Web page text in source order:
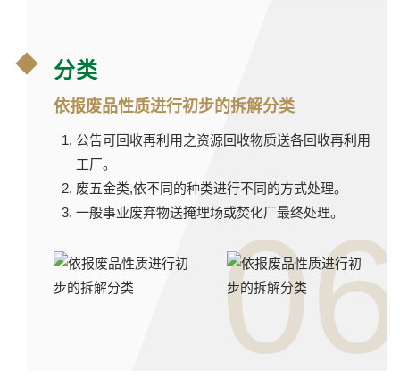
分类
依报废品性质进行初步的拆解分类
公告可回收再利用之资源回收物质送各回收再利用
工厂。
废五金类,依不同的种类进行不同的方式处理。
一般事业废弃物送掩埋场或焚化厂最终处理。
06